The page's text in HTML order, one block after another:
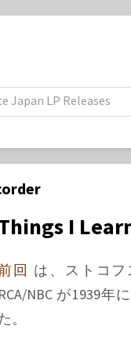
Japan LP Releases
I
回 は、ストコ
RCA/NBC が1939
。